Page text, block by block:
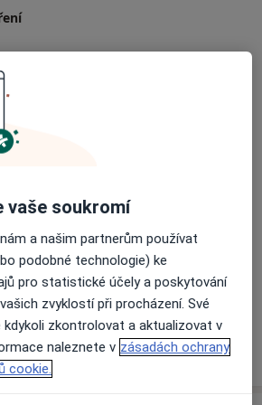
zubu
vaše soukromí
a našim partnerům používat
podobné technologie) ke
pro statistické účely a poskytování
zvyklostí při procházení. Své
zkontrolovat a aktualizovat v
naleznete v zásadách ochrany
cookie.